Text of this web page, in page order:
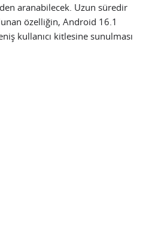
aranabilecek. Uzun süredir
özelliğin, Android 16.1
kullanıcı kitlesine sunulması